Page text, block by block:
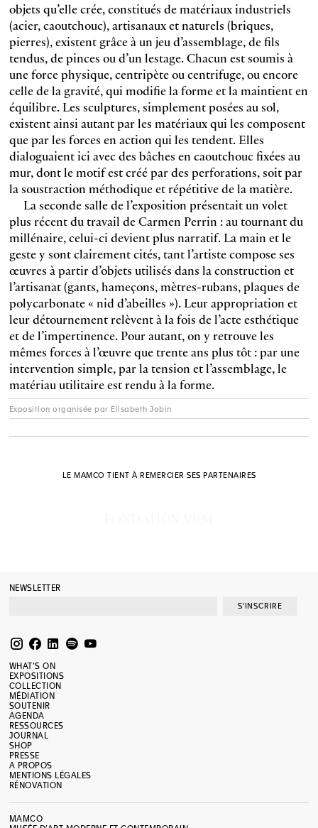
objets qu’elle crée, constitués de matériaux industriels
(acier, caoutchouc), artisanaux et naturels (briques,
pierres), existent grâce à un jeu d’assemblage, de fils
tendus, de pinces ou d’un lestage. Chacun est soumis à
une force physique, centripète ou centrifuge, ou encore
celle de la gravité, qui modifie la forme et la maintient en
équilibre. Les sculptures, simplement posées au sol,
existent ainsi autant par les matériaux qui les composent
que par les forces en action qui les tendent. Elles
dialoguaient ici avec des bâches en caoutchouc fixées au
mur, dont le motif est créé par des perforations, soit par
la soustraction méthodique et répétitive de la matière.
La seconde salle de l’exposition présentait un volet
plus récent du travail de Carmen Perrin : au tournant du
millénaire, celui-ci devient plus narratif. La main et le
geste y sont clairement cités, tant l’artiste compose ses
œuvres à partir d’objets utilisés dans la construction et
l’artisanat (gants, hameçons, mètres-rubans, plaques de
polycarbonate « nid d’abeilles »). Leur appropriation et
leur détournement relèvent à la fois de l’acte esthétique
et de l’impertinence. Pour autant, on y retrouve les
mêmes forces à l’œuvre que trente ans plus tôt : par une
intervention simple, par la tension et l’assemblage, le
matériau utilitaire est rendu à la forme.
Exposition organisée par Elisabeth Jobin
LE MAMCO TIENT À REMERCIER SES PARTENAIRES
NEWSLETTER
S'INSCRIRE
WHAT’S ON
EXPOSITIONS
COLLECTION
MÉDIATION
SOUTENIR
AGENDA
RESSOURCES
JOURNAL
SHOP
PRESSE
A PROPOS
MENTIONS LÉGALES
RÉNOVATION
MAMCO